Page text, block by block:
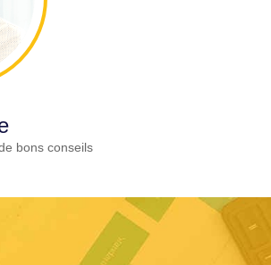
bons conseils